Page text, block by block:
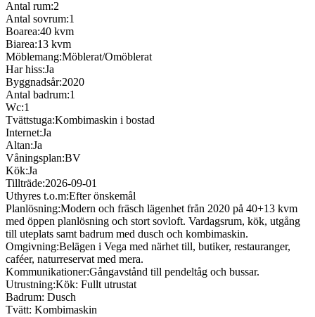
Antal rum:2
Antal sovrum:1
Boarea:40 kvm
Biarea:13 kvm
Möblemang:Möblerat/Omöblerat
Har hiss:Ja
Byggnadsår:2020
Antal badrum:1
Wc:1
Tvättstuga:Kombimaskin i bostad
Internet:Ja
Altan:Ja
Våningsplan:BV
Kök:Ja
Tillträde:2026-09-01
Uthyres t.o.m:Efter önskemål
Planlösning:Modern och fräsch lägenhet från 2020 på 40+13 kvm
med öppen planlösning och stort sovloft. Vardagsrum, kök, utgång
till uteplats samt badrum med dusch och kombimaskin.
Omgivning:Belägen i Vega med närhet till, butiker, restauranger,
caféer, naturreservat med mera.
Kommunikationer:Gångavstånd till pendeltåg och bussar.
Utrustning:Kök: Fullt utrustat
Badrum: Dusch
Tvätt: Kombimaskin